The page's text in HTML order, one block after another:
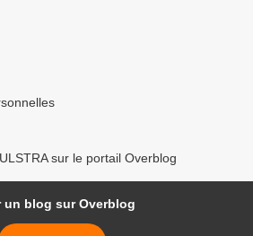
sur le portail Overblog
un blog sur Overblog